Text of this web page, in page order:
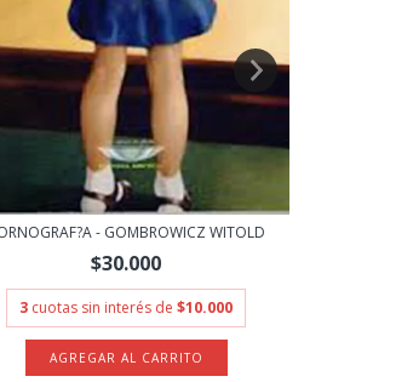
- GOMBROWICZ WITOLD
$30.000
3 cuotas sin interés de $10.000